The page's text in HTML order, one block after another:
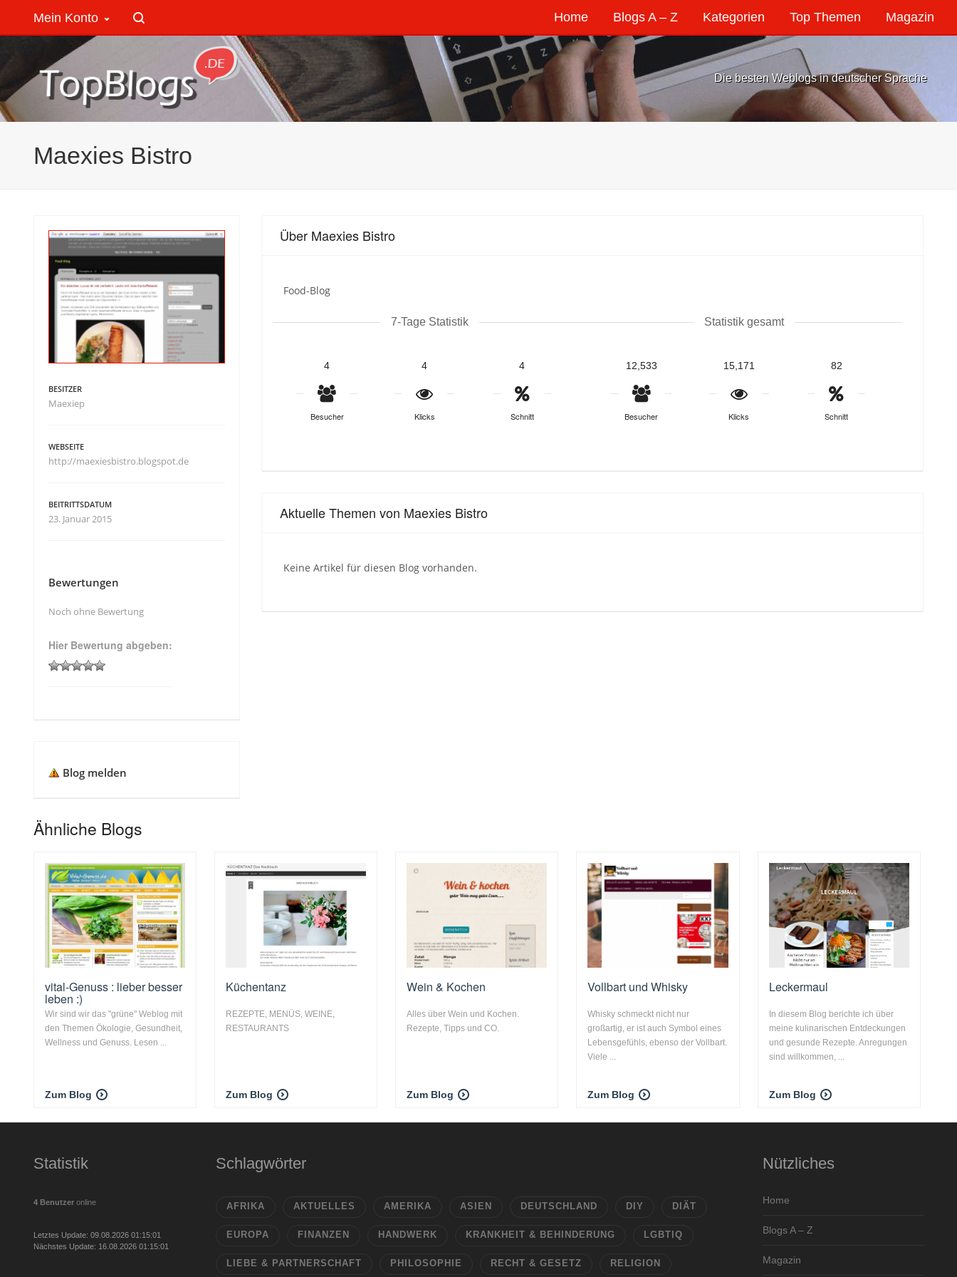
Home Blogs A – Z Kategorien Top Themen Magazin
Mein Konto
Die besten Weblogs in deutscher Sprache
Maexies Bistro
Über Maexies Bistro
Food-Blog
7-Tage Statistik
4
Besucher
4
Klicks
4
Schnitt
Statistik gesamt
12,533
Besucher
15,171
Klicks
82
Schnitt
Aktuelle Themen von Maexies Bistro
Keine Artikel für diesen Blog vorhanden.
BESITZER
Maexiep
WEBSEITE
http://maexiesbistro.blogspot.de
BEITRITTSDATUM
23. Januar 2015
Bewertungen
Noch ohne Bewertung
Hier Bewertung abgeben:
Blog melden
Ähnliche Blogs
vital-Genuss : lieber besser
leben :)
Wir sind wir das "grüne" Weblog mit
den Themen Ökologie, Gesundheit,
Wellness und Genuss. Lesen ...
Zum Blog
Küchentanz
REZEPTE, MENÜS, WEINE,
RESTAURANTS
Zum Blog
Wein & Kochen
Alles über Wein und Kochen.
Rezepte, Tipps und CO.
Zum Blog
Vollbart und Whisky
Whisky schmeckt nicht nur
großartig, er ist auch Symbol eines
Lebensgefühls, ebenso der Vollbart.
Viele ...
Zum Blog
Leckermaul
In diesem Blog berichte ich über
meine kulinarischen Entdeckungen
und gesunde Rezepte. Anregungen
sind willkommen, ...
Zum Blog
Statistik
4 Benutzer online
Letztes Update: 09.08.2026 01:15:01
Nächstes Update: 16.08.2026 01:15:01
Schlagwörter
AFRIKA AKTUELLES AMERIKA ASIEN DEUTSCHLAND DIY DIÄT
EUROPA FINANZEN HANDWERK KRANKHEIT & BEHINDERUNG LGBTIQ
LIEBE & PARTNERSCHAFT PHILOSOPHIE RECHT & GESETZ RELIGION
Nützliches
Home
Blogs A – Z
Magazin